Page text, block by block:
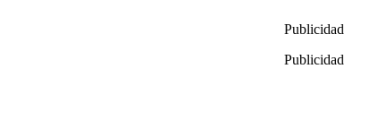
Publicidad
Publicidad